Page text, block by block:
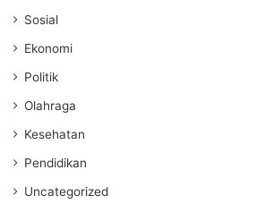
Sosial
Ekonomi
Politik
Olahraga
Kesehatan
Pendidikan
Uncategorized